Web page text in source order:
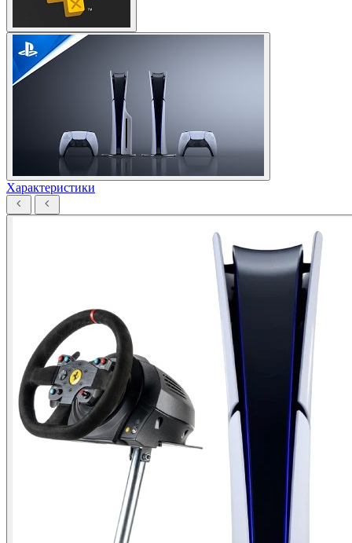
Характеристики